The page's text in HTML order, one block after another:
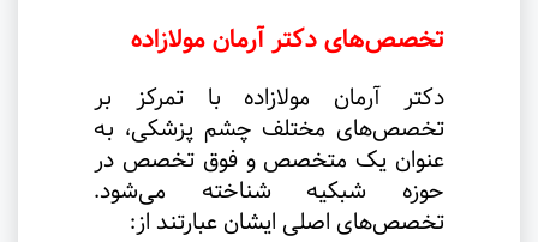
تخصص‌های دکتر آرمان مولازاده
دکتر آرمان مولازاده با تمرکز بر
تخصص‌های مختلف چشم پزشکی، به
عنوان یک متخصص و فوق تخصص در
حوزه شبکیه شناخته می‌شود.
تخصص‌های اصلی ایشان عبارتند از: